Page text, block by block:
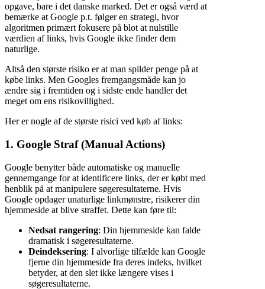
opgave, bare i det danske marked. Det er også værd at
bemærke at Google p.t. følger en strategi, hvor
algoritmen primært fokusere på blot at nulstille
værdien af links, hvis Google ikke finder dem
naturlige.
Altså den største risiko er at man spilder penge på at
købe links. Men Googles fremgangsmåde kan jo
ændre sig i fremtiden og i sidste ende handler det
meget om ens risikovillighed.
Her er nogle af de største risici ved køb af links:
1. Google Straf (Manual Actions)
Google benytter både automatiske og manuelle
gennemgange for at identificere links, der er købt med
henblik på at manipulere søgeresultaterne. Hvis
Google opdager unaturlige linkmønstre, risikerer din
hjemmeside at blive straffet. Dette kan føre til:
Nedsat rangering: Din hjemmeside kan falde
dramatisk i søgeresultaterne.
Deindeksering: I alvorlige tilfælde kan Google
fjerne din hjemmeside fra deres indeks, hvilket
betyder, at den slet ikke længere vises i
søgeresultaterne.